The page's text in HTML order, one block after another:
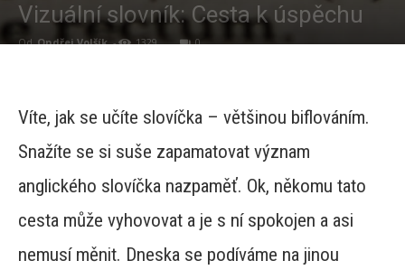
Vizuální slovník: Cesta k úspěchu
Od Ondřej Volšík - 1329 0
Víte, jak se učíte slovíčka – většinou biflováním.
Snažíte se si suše zapamatovat význam
anglického slovíčka nazpaměť. Ok, někomu tato
cesta může vyhovovat a je s ní spokojen a asi
nemusí měnit. Dneska se podíváme na jinou